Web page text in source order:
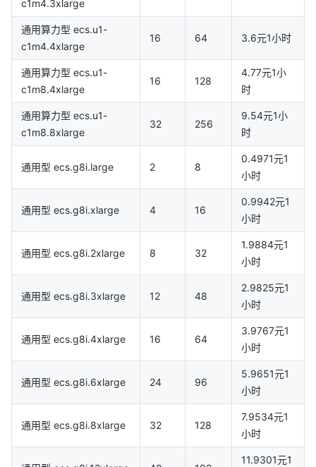
c1m4.3xlarge
通用算力型 ecs.u1-
c1m4.4xlarge
16 64 3.6元1小时
通用算力型 ecs.u1-
c1m8.4xlarge
16 128
4.77元1小
时
通用算力型 ecs.u1-
c1m8.8xlarge
32 256
9.54元1小
时
通用型 ecs.g8i.large 2 8
0.4971元1
小时
通用型 ecs.g8i.xlarge 4 16
0.9942元1
小时
通用型 ecs.g8i.2xlarge 8 32
1.9884元1
小时
通用型 ecs.g8i.3xlarge 12 48
2.9825元1
小时
通用型 ecs.g8i.4xlarge 16 64
3.9767元1
小时
通用型 ecs.g8i.6xlarge 24 96
5.9651元1
小时
通用型 ecs.g8i.8xlarge 32 128
7.9534元1
小时
11.9301元1